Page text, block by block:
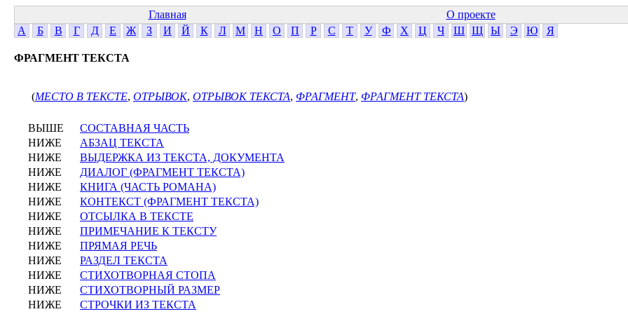
Главная О проекте
А
Б В Г Д Е Ж З И Й К Л М Н О П Р С Т У Ф Х Ц Ч Ш Щ Ы Э Ю Я
ФРАГМЕНТ ТЕКСТА
(МЕСТО В ТЕКСТЕ, ОТРЫВОК, ОТРЫВОК ТЕКСТА, ФРАГМЕНТ, ФРАГМЕНТ ТЕКСТА)
ВЫШЕ
СОСТАВНАЯ ЧАСТЬ
НИЖЕ
АБЗАЦ ТЕКСТА
НИЖЕ
ВЫДЕРЖКА ИЗ ТЕКСТА, ДОКУМЕНТА
НИЖЕ
ДИАЛОГ (ФРАГМЕНТ ТЕКСТА)
НИЖЕ
КНИГА (ЧАСТЬ РОМАНА)
НИЖЕ
КОНТЕКСТ (ФРАГМЕНТ ТЕКСТА)
НИЖЕ
ОТСЫЛКА В ТЕКСТЕ
НИЖЕ
ПРИМЕЧАНИЕ К ТЕКСТУ
НИЖЕ
ПРЯМАЯ РЕЧЬ
НИЖЕ
РАЗДЕЛ ТЕКСТА
НИЖЕ
СТИХОТВОРНАЯ СТОПА
НИЖЕ
СТИХОТВОРНЫЙ РАЗМЕР
НИЖЕ
СТРОЧКИ ИЗ ТЕКСТА